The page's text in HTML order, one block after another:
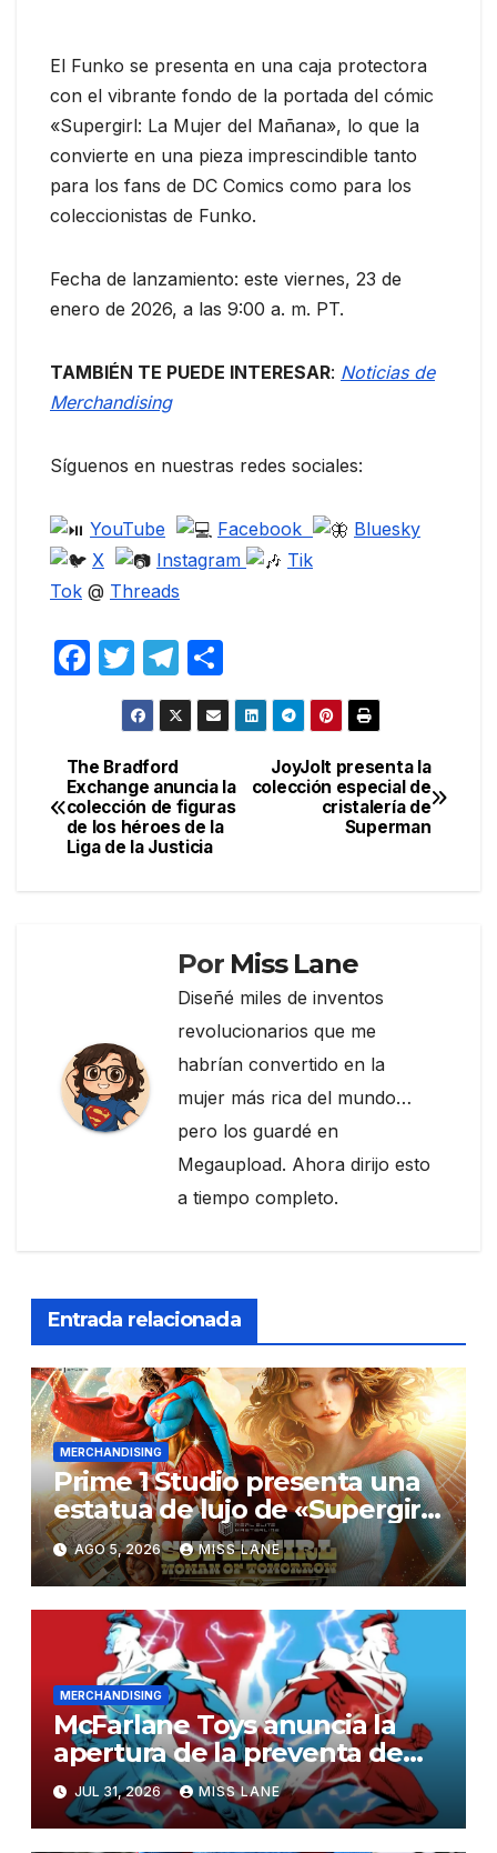
El Funko se presenta en una caja protectora
con el vibrante fondo de la portada del cómic
«Supergirl: La Mujer del Mañana», lo que la
convierte en una pieza imprescindible tanto
para los fans de DC Comics como para los
coleccionistas de Funko.
Fecha de lanzamiento: este viernes, 23 de
enero de 2026, a las 9:00 a. m. PT.
TAMBIÉN TE PUEDE INTERESAR: Noticias de
Merchandising
Síguenos en nuestras redes sociales:
YouTube Facebook
Bluesky
X
Instagram
Tik
Tok @ Threads
F
e
b
o
T
w
itt
er
T
el
e
a
m
o
m
ar
tir
Navegación
de
entradas
JoyJolt presenta la
colección especial de
cristalería de
Superman
The Bradford
Exchange anuncia la
colección de figuras
de los héroes de la
Liga de la Justicia
Por Miss Lane
Diseñé miles de inventos
revolucionarios que me
habrían convertido en la
mujer más rica del mundo…
pero los guardé en
Megaupload. Ahora dirijo esto
a tiempo completo.
Entrada relacionada
MERCHANDISING
Prime 1 Studio presenta una
estatua de lujo de «Supergirl:
La Mujer del Mañana»
AGO 5, 2026 MISS LANE
MERCHANDISING
McFarlane Toys anuncia la
apertura de la preventa de
las figuras de acción
«Superman Rojo» y
«Superman Azul»
JUL 31, 2026 MISS LANE